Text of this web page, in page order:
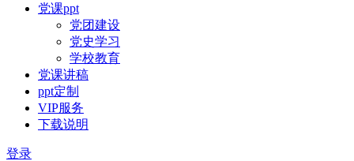
党课ppt
党团建设
党史学习
学校教育
党课讲稿
ppt定制
VIP服务
下载说明
登录